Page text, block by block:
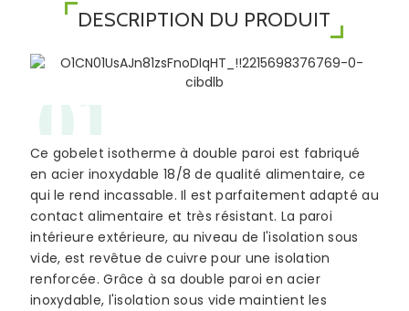
DESCRIPTION DU PRODUIT
01
Ce gobelet isotherme à double paroi est fabriqué
en acier inoxydable 18/8 de qualité alimentaire, ce
qui le rend incassable. Il est parfaitement adapté au
contact alimentaire et très résistant. La paroi
intérieure extérieure, au niveau de l'isolation sous
vide, est revêtue de cuivre pour une isolation
renforcée. Grâce à sa double paroi en acier
inoxydable, l'isolation sous vide maintient les